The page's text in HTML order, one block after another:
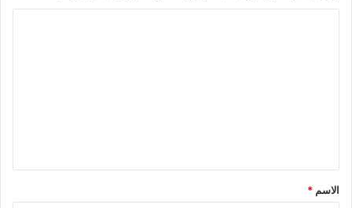
*
الاسم *